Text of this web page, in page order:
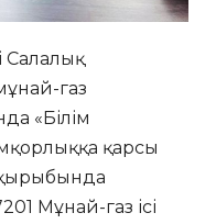
Салалық
газ
«Білім
қарсы
Мұнай-газ ісі